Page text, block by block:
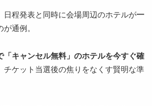
日程発表と同時に会場周辺のホテルが一
が通例。
「キャンセル無料」のホテルを今すぐ確
チケット当選後の焦りをなくす賢明な準